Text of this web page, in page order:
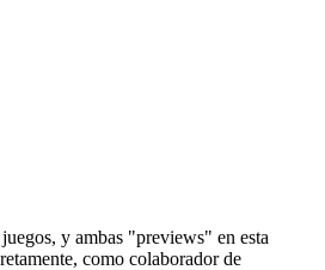
y ambas "previews" en esta
como colaborador de